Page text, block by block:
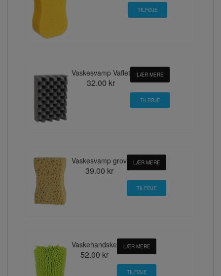
Vaskesvamp Vaflet
32.00 kr
LÆR MERE
Vaskesvamp grov
39.00 kr
LÆR MERE
Vaskehandske
52.00 kr
LÆR MERE